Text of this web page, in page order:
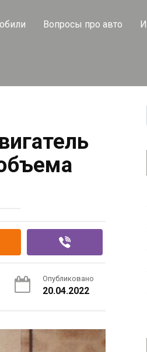
Вопросы про авто
Опубликовано
20.04.2022